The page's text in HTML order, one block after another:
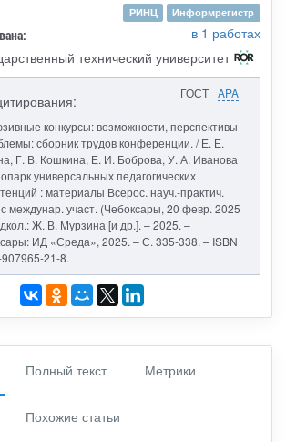
РИНЦ Информрегистр
в 1 работах
технический университет
ГОСТ APA
конкурсы: возможности, перспективы
сборник трудов конференции. / Е. Е.
Г. В. Кошкина, Е. И. Боброва, У. А. Иванова
универсальных педагогических
: материалы Всерос. науч.-практич.
междунар. участ. (Чебоксары, 20 февр. 2025
Ж. В. Мурзина [и др.]. – 2025. –
ИД «Среда», 2025. – С. 335-338. – ISBN
21-8.
Полный текст Метрики
Похожие статьи